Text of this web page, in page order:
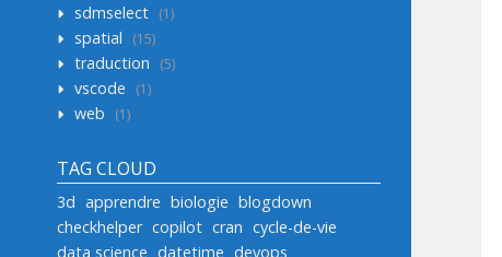
sdmselect 1
spatial 15
traduction 5
vscode 1
web 1
TAG CLOUD
3d apprendre biologie blogdown
checkhelper copilot cran cycle-de-vie
data science datetime devops